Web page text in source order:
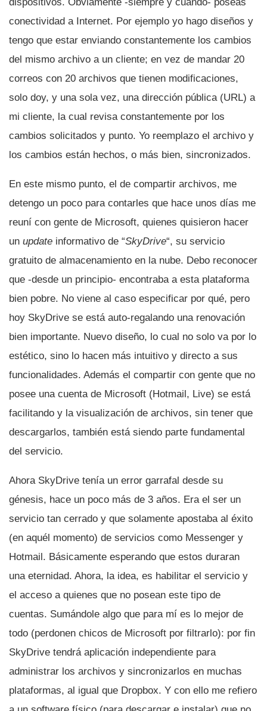
dispositivos. Obviamente -siempre y cuando- poseas
conectividad a Internet. Por ejemplo yo hago diseños y
tengo que estar enviando constantemente los cambios
del mismo archivo a un cliente; en vez de mandar 20
correos con 20 archivos que tienen modificaciones,
solo doy, y una sola vez, una dirección pública (URL) a
mi cliente, la cual revisa constantemente por los
cambios solicitados y punto. Yo reemplazo el archivo y
los cambios están hechos, o más bien, sincronizados.
En este mismo punto, el de compartir archivos, me
detengo un poco para contarles que hace unos dí­as me
reuní­ con gente de Microsoft, quienes quisieron hacer
un update informativo de “SkyDrive“, su servicio
gratuito de almacenamiento en la nube. Debo reconocer
que -desde un principio- encontraba a esta plataforma
bien pobre. No viene al caso especificar por qué, pero
hoy SkyDrive se está auto-regalando una renovación
bien importante. Nuevo diseño, lo cual no solo va por lo
estético, sino lo hacen más intuitivo y directo a sus
funcionalidades. Además el compartir con gente que no
posee una cuenta de Microsoft (Hotmail, Live) se está
facilitando y la visualización de archivos, sin tener que
descargarlos, también está siendo parte fundamental
del servicio.
Ahora SkyDrive tení­a un error garrafal desde su
génesis, hace un poco más de 3 años. Era el ser un
servicio tan cerrado y que solamente apostaba al éxito
(en aquél momento) de servicios como Messenger y
Hotmail. Básicamente esperando que estos duraran
una eternidad. Ahora, la idea, es habilitar el servicio y
el acceso a quienes que no posean este tipo de
cuentas. Sumándole algo que para mí­ es lo mejor de
todo (perdonen chicos de Microsoft por filtrarlo): por fin
SkyDrive tendrá aplicación independiente para
administrar los archivos y sincronizarlos en muchas
plataformas, al igual que Dropbox. Y con ello me refiero